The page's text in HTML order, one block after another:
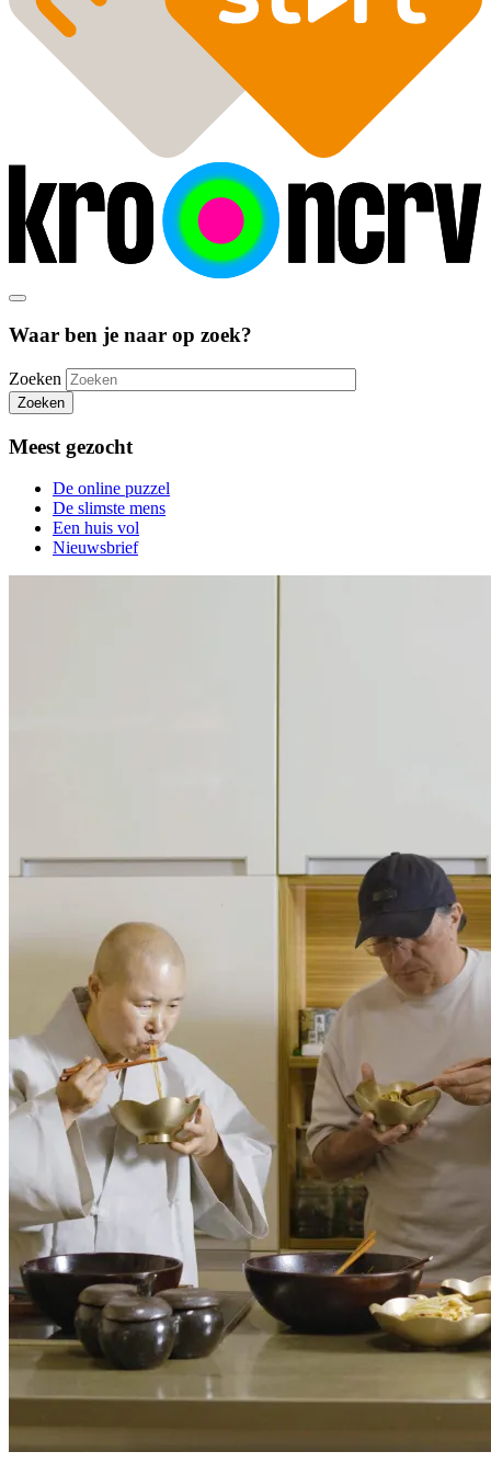
Waar ben je naar op zoek?
Zoeken
Zoeken
Meest gezocht
De online puzzel
De slimste mens
Een huis vol
Nieuwsbrief